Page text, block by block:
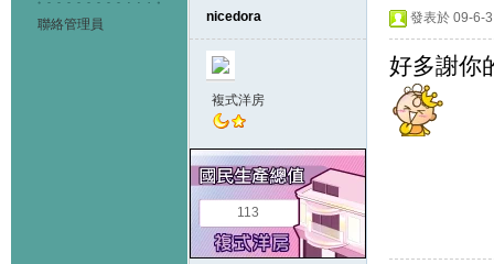
聯絡管理員 nicedora
複式洋房
113
發表於 09-6-
好多謝你